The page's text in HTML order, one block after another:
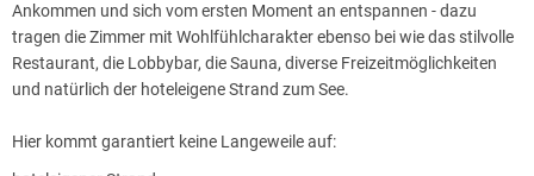
Ankommen und sich vom ersten Moment an entspannen - dazu
tragen die Zimmer mit Wohlfühlcharakter ebenso bei wie das stilvolle
Restaurant, die Lobbybar, die Sauna, diverse Freizeitmöglichkeiten
und natürlich der hoteleigene Strand zum See.
Hier kommt garantiert keine Langeweile auf: